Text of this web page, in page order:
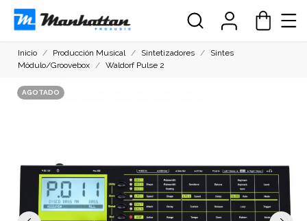
Inicio Producción Musical Sintetizadores
Sintes
Módulo/Groovebox
Waldorf Pulse 2
AGOTADO